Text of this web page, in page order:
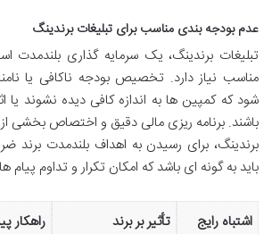
عدم بودجه بندی مناسب برای تبلیغات برندینگ
تبلیغات برندینگ، یک سرمایه گذاری بلندمدت
مناسب نیاز دارد. تخصیص بودجه ناکافی یا
شود که کمپین ها به اندازه کافی دیده نشوند یا
باشند. برنامه ریزی مالی دقیق و اختصاص بخشی
برندینگ، برای رسیدن به اهداف بلندمدت برند
باید به گونه ای باشد که امکان تکرار و تداوم پیام
اشتباه رایج تأثیر بر برند راهکار